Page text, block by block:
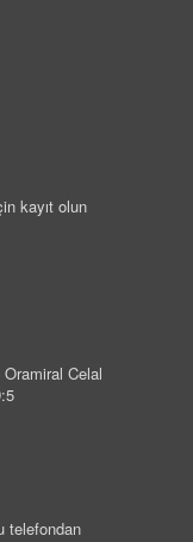
kayıt olun
Celal
telefondan